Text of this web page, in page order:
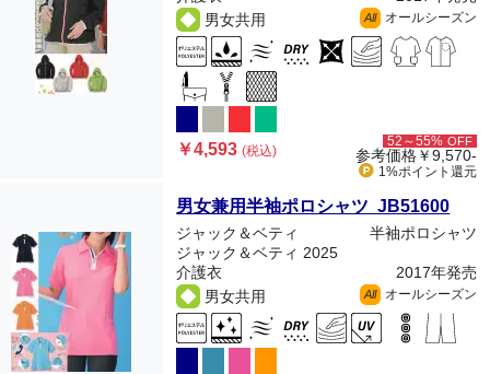
男女共用
All オールシーズン
￥4,593(税込)
52～55% OFF
参考価格￥9,570-
1%ポイント 還元
男女兼用半袖ポロシャツ JB51600
ジャック＆ベティ
半袖ポロシャツ
ジャック＆ベティ 2025
介護衣
2017年発売
男女共用
All オールシーズン